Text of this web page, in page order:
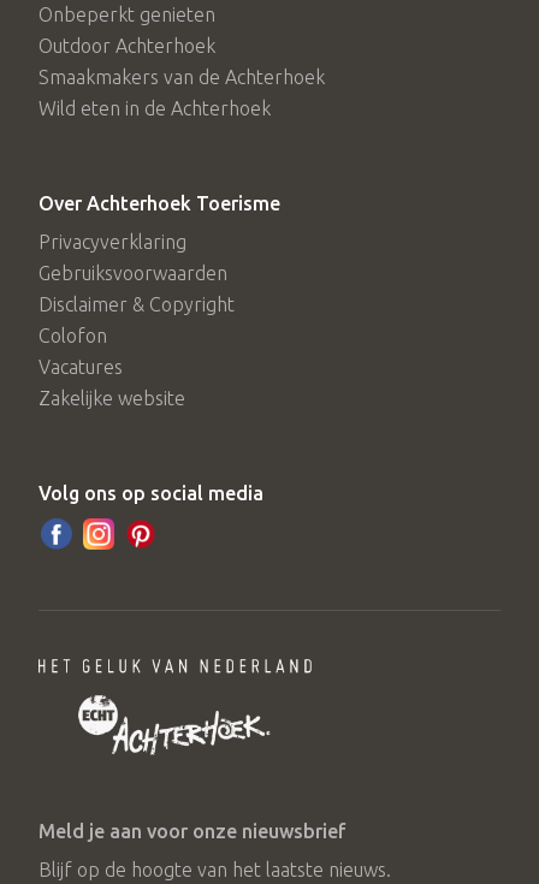
Onbeperkt genieten
Outdoor Achterhoek
Smaakmakers van de Achterhoek
Wild eten in de Achterhoek
Over Achterhoek Toerisme
Privacyverklaring
Gebruiksvoorwaarden
Disclaimer & Copyright
Colofon
Vacatures
Zakelijke website
Volg ons op social media
Meld je aan voor onze nieuwsbrief
Blijf op de hoogte van het laatste nieuws.